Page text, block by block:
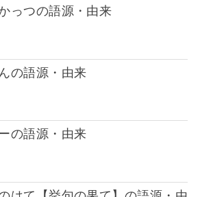
っつの語源・由来
の語源・由来
の語源・由来